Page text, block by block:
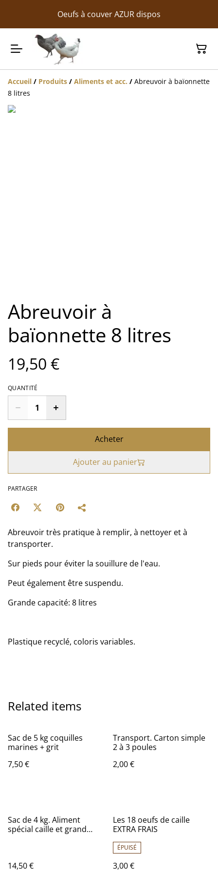
Oeufs à couver AZUR dispos
Accueil / Produits / Aliments et acc. / Abreuvoir à baïonnette
8 litres
Abreuvoir à
baïonnette 8 litres
19,50 €
QUANTITÉ
Acheter
Ajouter au panier
PARTAGER
Abreuvoir très pratique à remplir, à nettoyer et à
transporter.
Sur pieds pour éviter la souillure de l'eau.
Peut également être suspendu.
Grande capacité: 8 litres
Plastique recyclé, coloris variables.
Related items
Sac de 5 kg coquilles
marines + grit
7,50 €
Transport. Carton simple
2 à 3 poules
2,00 €
Sac de 4 kg. Aliment
spécial caille et grand
14,50 €
Les 18 oeufs de caille
EXTRA FRAIS
ÉPUISÉ
3,00 €